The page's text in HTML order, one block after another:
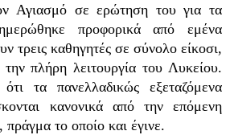
Αγιασμό σε ερώτηση του για τα
προφορικά από εμένα
τρεις καθηγητές σε σύνολο είκοσι,
την πλήρη λειτουργία του Λυκείου.
τα πανελλαδικώς εξεταζόμενα
κανονικά από την επόμενη
το οποίο και έγινε.